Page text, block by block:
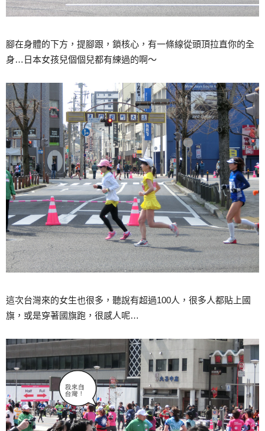
腳在身體的下方，提腳跟，鎖核心，有一條線從頭頂拉直你的全
身…日本女孩兒個個兒都有練過的啊～
這次台灣來的女生也很多，聽說有超過100人，很多人都貼上國
旗，或是穿著國旗跑，很感人呢…